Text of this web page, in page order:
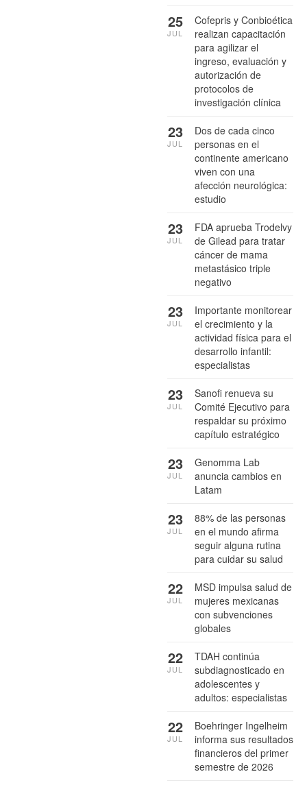
Cofepris y Conbioética
realizan capacitación
para agilizar el
ingreso, evaluación y
autorización de
protocolos de
investigación clínica
25
JUL
Dos de cada cinco
personas en el
continente americano
viven con una
afección neurológica:
estudio
23
JUL
FDA aprueba Trodelvy
de Gilead para tratar
cáncer de mama
metastásico triple
negativo
23
JUL
Importante monitorear
el crecimiento y la
actividad física para el
desarrollo infantil:
especialistas
23
JUL
Sanofi renueva su
Comité Ejecutivo para
respaldar su próximo
capítulo estratégico
23
JUL
Genomma Lab
anuncia cambios en
Latam
23
JUL
88% de las personas
en el mundo afirma
seguir alguna rutina
para cuidar su salud
23
JUL
MSD impulsa salud de
mujeres mexicanas
con subvenciones
globales
22
JUL
TDAH continúa
subdiagnosticado en
adolescentes y
adultos: especialistas
22
JUL
Boehringer Ingelheim
informa sus resultados
financieros del primer
semestre de 2026
22
JUL